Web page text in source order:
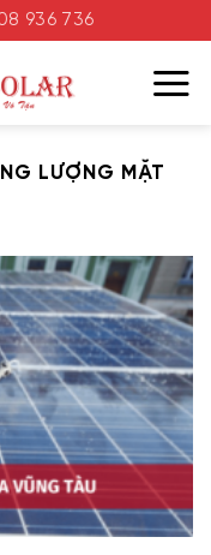
936 736
LƯỢNG MẶT